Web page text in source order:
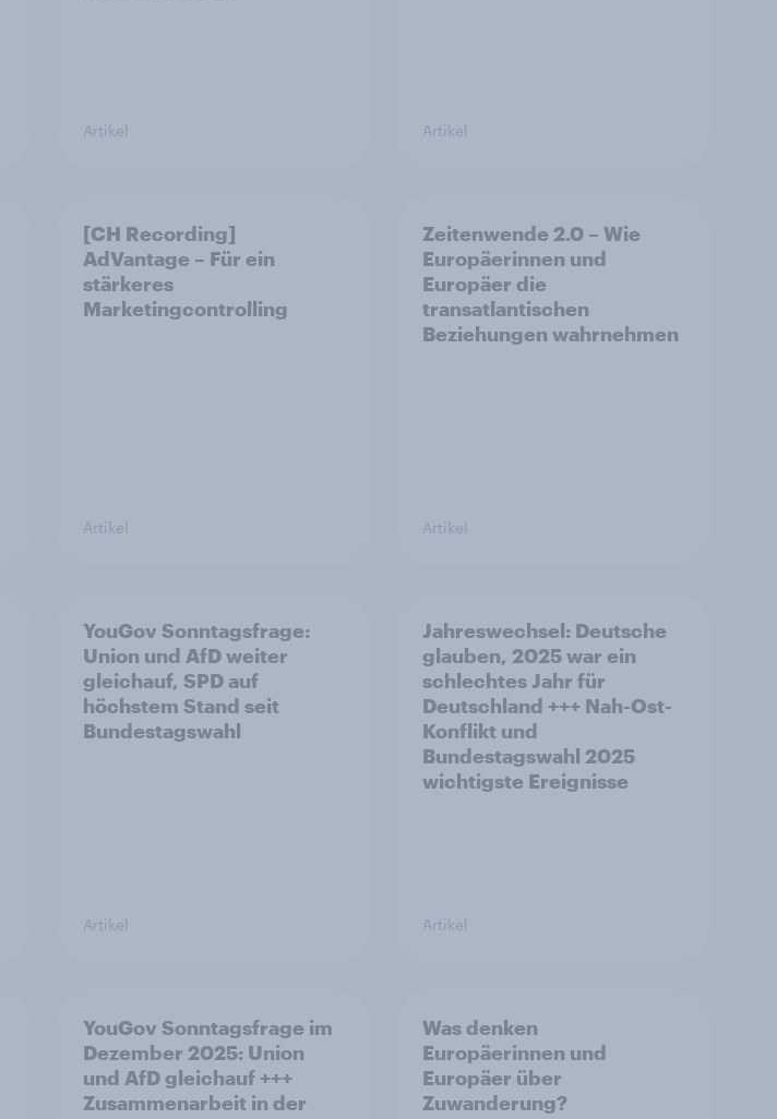
Artikel Artikel
[CH Recording]
AdVantage – Für ein
stärkeres
Marketingcontrolling
Artikel
Zeitenwende 2.0 – Wie
Europäerinnen und
Europäer die
transatlantischen
Beziehungen wahrnehmen
Artikel
YouGov Sonntagsfrage:
Union und AfD weiter
gleichauf, SPD auf
höchstem Stand seit
Bundestagswahl
Artikel
Jahreswechsel: Deutsche
glauben, 2025 war ein
schlechtes Jahr für
Deutschland +++ Nah-Ost-
Konflikt und
Bundestagswahl 2025
wichtigste Ereignisse
Artikel
YouGov Sonntagsfrage im
Dezember 2025: Union
und AfD gleichauf +++
Zusammenarbeit in der
Was denken
Europäerinnen und
Europäer über
Zuwanderung?